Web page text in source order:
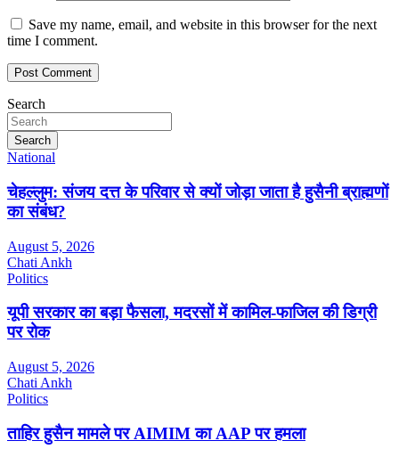
Save my name, email, and website in this browser for the next
time I comment.
Search
Search
National
चेहल्लुम: संजय दत्त के परिवार से क्यों जोड़ा जाता है हुसैनी ब्राह्मणों
का संबंध?
August 5, 2026
Chati Ankh
Politics
यूपी सरकार का बड़ा फैसला, मदरसों में कामिल-फाजिल की डिग्री
पर रोक
August 5, 2026
Chati Ankh
Politics
ताहिर हुसैन मामले पर AIMIM का AAP पर हमला